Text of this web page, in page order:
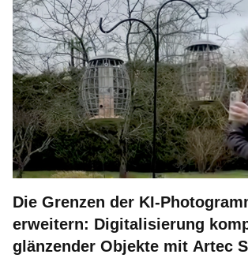
Die Grenzen der KI-
erweitern: Digitalisierung
glänzender Objekte mit Artec